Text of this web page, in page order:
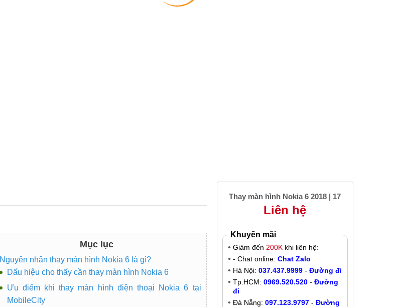
Mục lục
Nguyên nhân thay màn hình Nokia 6 là gì?
Dấu hiệu cho thấy cần thay màn hình Nokia 6
Ưu điểm khi thay màn hình điện thoại Nokia 6 tại
MobileCity
Thay màn hình Nokia 6 2018 | 17
Liên hệ
Khuyến mãi
Giảm đến 200Kkhi liên hệ:
- Chat online: Chat Zalo
Hà Nội: 037.437.9999- Đường đi
Tp.HCM: 0969.520.520- Đường
đi
Đà Nẵng: 097.123.9797- Đường